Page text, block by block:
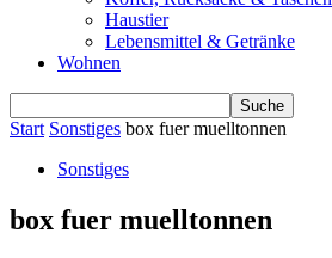
Haustier
Lebensmittel & Getränke
Wohnen
Start Sonstiges box fuer muelltonnen
Sonstiges
box fuer muelltonnen